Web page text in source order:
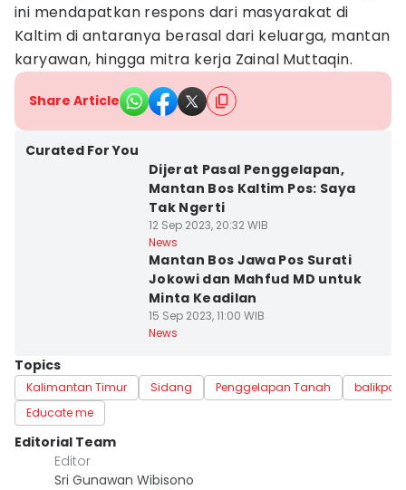
ini mendapatkan respons dari masyarakat di
Kaltim di antaranya berasal dari keluarga, mantan
karyawan, hingga mitra kerja Zainal Muttaqin.
Share Article
Curated For You
Dijerat Pasal Penggelapan,
Mantan Bos Kaltim Pos: Saya
Tak Ngerti
12 Sep 2023, 20:32 WIB
News
Mantan Bos Jawa Pos Surati
Jokowi dan Mahfud MD untuk
Minta Keadilan
15 Sep 2023, 11:00 WIB
News
Topics
Kalimantan Timur Sidang Penggelapan Tanah
Educate me
Editorial Team
Editor
Sri Gunawan Wibisono